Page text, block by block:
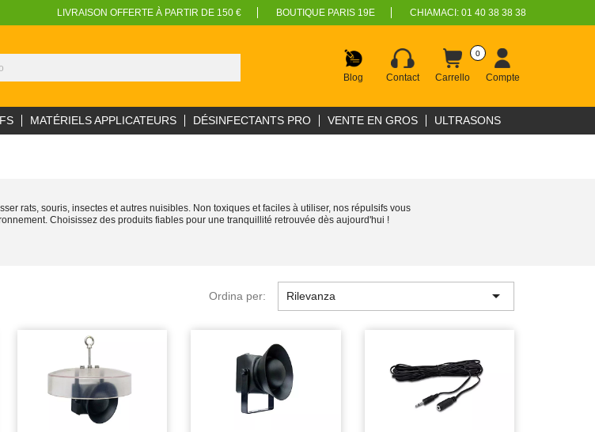
LIVRAISON OFFERTE À PARTIR DE 150 € BOUTIQUE PARIS 19E CHIAMACI: 01 40 38 38 38
Blog Contact Carrello
0
Compte
MATÉRIELS APPLICATEURS DÉSINFECTANTS PRO VENTE EN GROS ULTRASONS
rats, souris, insectes et autres nuisibles. Non toxiques et faciles à utiliser, nos répulsifs vous
Choisissez des produits fiables pour une tranquillité retrouvée dès aujourd'hui !
Ordina per: Rilevanza 